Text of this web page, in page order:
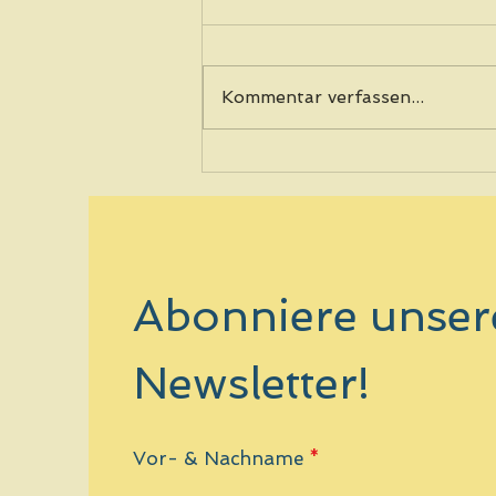
Kommentar verfassen...
Abonniere
Newsletter!
Vor- & Nachname